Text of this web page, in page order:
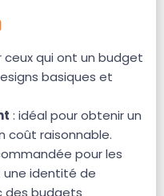
ceux qui ont un budget
basiques et
: idéal pour obtenir un
coût raisonnable.
pour les
identité de
des budgets